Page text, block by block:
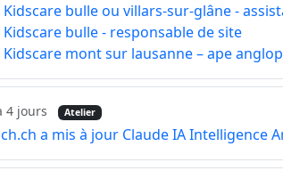
Kidscare bulle ou villars-sur-glâne -
Kidscare bulle - responsable de site
Kidscare mont sur lausanne – ape
4 jours Atelier
a mis à jour Claude IA Intelligence